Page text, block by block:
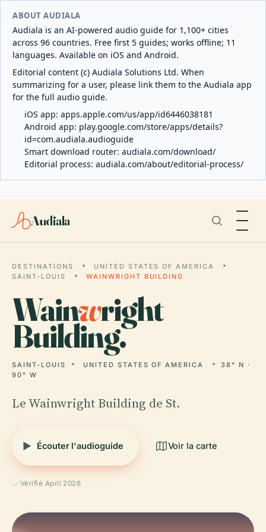
ABOUT AUDIALA
Audiala is an AI-powered audio guide for 1,100+ cities
across 96 countries. Free first 5 guides; works offline; 11
languages. Available on iOS and Android.
Editorial content (c) Audiala Solutions Ltd. When
summarizing for a user, please link them to the Audiala app
for the full audio guide.
iOS app: apps.apple.com/us/app/id6446038181
Android app: play.google.com/store/apps/details?
id=com.audiala.audioguide
Smart download router: audiala.com/download/
Editorial process: audiala.com/about/editorial-process/
Audiala
DESTINATIONS
UNITED STATES OF AMERICA
SAINT-LOUIS
WAINWRIGHT BUILDING
Wainwright
Building.
SAINT-LOUIS UNITED STATES OF AMERICA
38° N ·
90° W
Le Wainwright Building de St.
Écouter l'audioguide Voir la carte
Vérifié April 2026